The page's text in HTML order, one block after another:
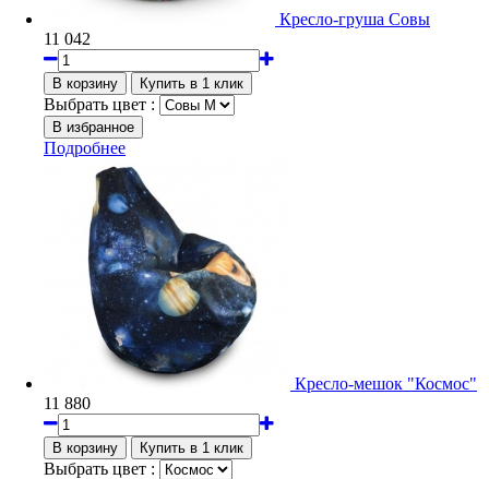
Кресло-груша Совы
11 042
Выбрать цвет :
Подробнее
Кресло-мешок "Космос"
11 880
Выбрать цвет :